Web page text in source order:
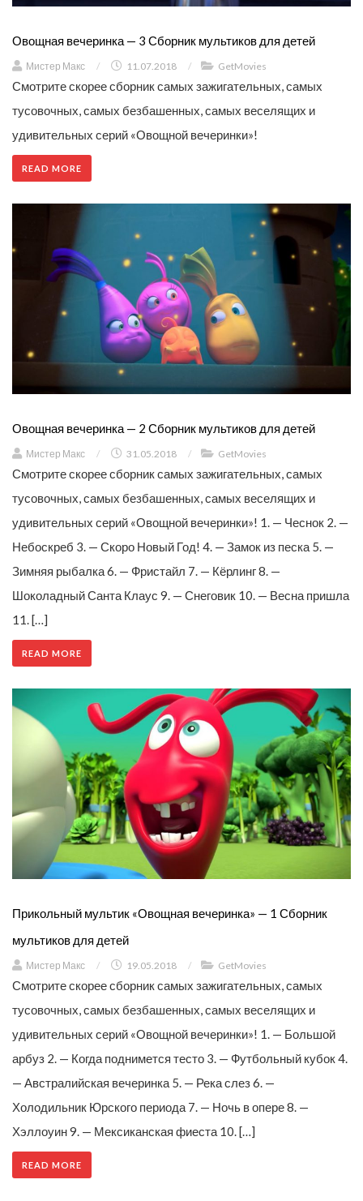
Овощная вечеринка — 3 Сборник мультиков для детей
Мистер Макс / 11.07.2018 / GetMovies
Смотрите скорее сборник самых зажигательных, самых
тусовочных, самых безбашенных, самых веселящих и
удивительных серий «Овощной вечеринки»!
READ MORE
Овощная вечеринка — 2 Сборник мультиков для детей
Мистер Макс / 31.05.2018 / GetMovies
Смотрите скорее сборник самых зажигательных, самых
тусовочных, самых безбашенных, самых веселящих и
удивительных серий «Овощной вечеринки»! 1. — Чеснок 2. —
Небоскреб 3. — Скоро Новый Год! 4. — Замок из песка 5. —
Зимняя рыбалка 6. — Фристайл 7. — Кёрлинг 8. —
Шоколадный Санта Клаус 9. — Снеговик 10. — Весна пришла
11. […]
READ MORE
Прикольный мультик «Овощная вечеринка» — 1 Сборник
мультиков для детей
Мистер Макс / 19.05.2018 / GetMovies
Смотрите скорее сборник самых зажигательных, самых
тусовочных, самых безбашенных, самых веселящих и
удивительных серий «Овощной вечеринки»! 1. — Большой
арбуз 2. — Когда поднимется тесто 3. — Футбольный кубок 4.
— Австралийская вечеринка 5. — Река слез 6. —
Холодильник Юрского периода 7. — Ночь в опере 8. —
Хэллоуин 9. — Мексиканская фиеста 10. […]
READ MORE